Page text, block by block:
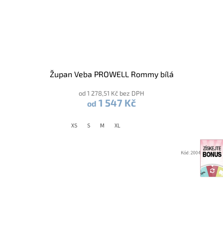
Župan Veba PROWELL Rommy bílá
od 1 278,51 Kč bez DPH
od 1 547 Kč
XS S M XL
Kód:2004781